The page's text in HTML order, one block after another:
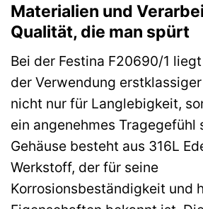
Materialien und
Qualität, die man spürt
Bei der Festina F20690/1
der Verwendung
nicht nur für Langlebigkeit,
ein angenehmes Tragegefühl
Gehäuse besteht aus 316L
Werkstoff, der für seine
Korrosionsbeständigkeit und